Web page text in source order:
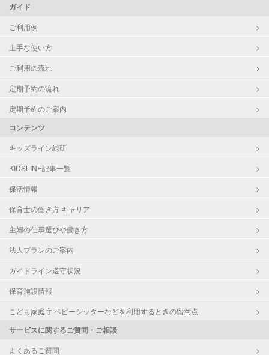
ガイド
ご利用例
上手な使い方
ご利用の流れ
定期予約の流れ
定期予約のご案内
コンテンツ
キッズライン総研
KIDSLINE記事一覧
保活情報
保育士の働き方 キャリア
主婦の仕事選びや働き方
法人プランのご案内
ガイドライン遵守状況
保育施設情報
こども家庭庁 ベビーシッターなどを利用するときの留意点
サービスに関するご質問・ご相談
よくあるご質問